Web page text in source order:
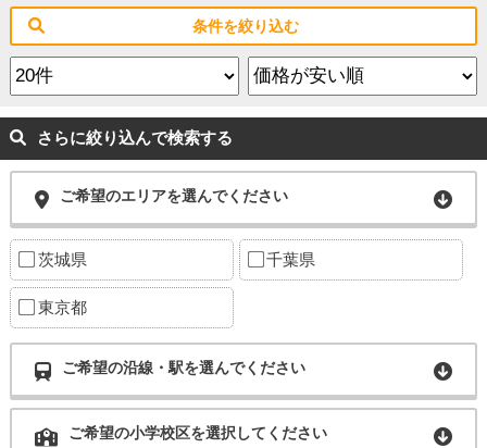
条件を絞り込む
さらに絞り込んで検索する
ご希望のエリアを選んでください
茨城県 千葉県
東京都
ご希望の沿線・駅を選んでください
ご希望の小学校区を選択してください